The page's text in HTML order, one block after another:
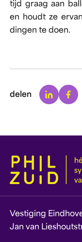
tijd graag aan
en houdt ze
dingen te doen.
delen Linkedin
Vestiging
Jan van